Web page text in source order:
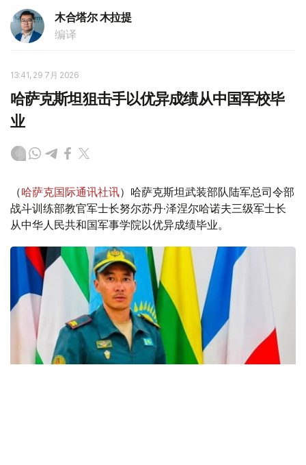
木合塔尔 木拉提
编译
13:41, 29 7月 2026
哈萨克斯坦狙击手以优异成绩从中国军校毕
业
（哈萨克国际通讯社讯）哈萨克斯坦武装部队陆军总司令部
战斗训练部教官军士长努尔苏丹·泽涅尔哈诺夫三级军士长
从中华人民共和国军事学院以优异成绩毕业。